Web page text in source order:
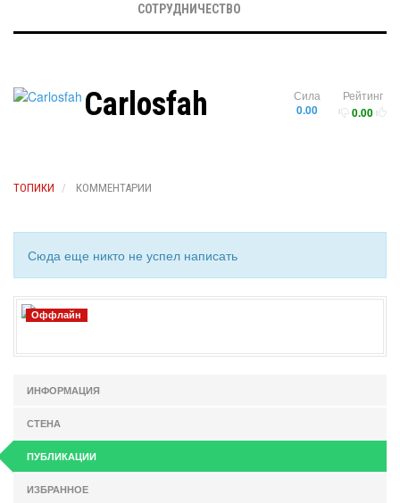
СОТРУДНИЧЕСТВО
Рейтинг
0.00
Сила
0.00
Carlosfah
ТОПИКИ КОММЕНТАРИИ
Сюда еще никто не успел написать
Оффлайн
ИНФОРМАЦИЯ
СТЕНА
ПУБЛИКАЦИИ
ИЗБРАННОЕ